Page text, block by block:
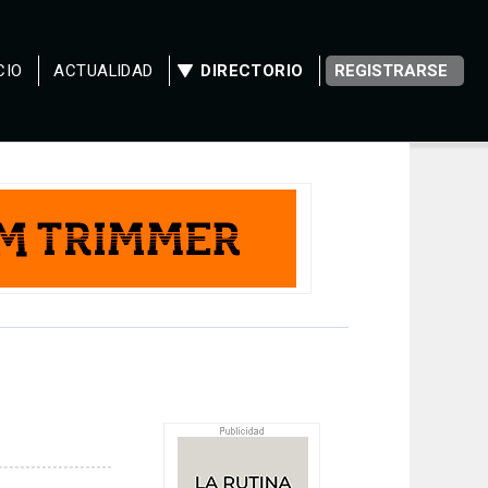
ACTUALIDAD DIRECTORIO REGISTRARSE